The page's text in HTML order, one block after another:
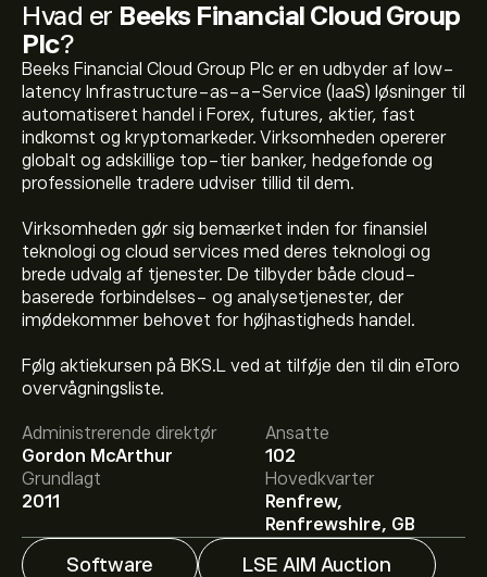
Hvad er Beeks Financial Cloud Group
Plc?
Beeks Financial Cloud Group Plc er en udbyder af low-
latency Infrastructure-as-a-Service (IaaS) løsninger til
automatiseret handel i Forex, futures, aktier, fast
indkomst og kryptomarkeder. Virksomheden opererer
globalt og adskillige top-tier banker, hedgefonde og
professionelle tradere udviser tillid til dem.
Virksomheden gør sig bemærket inden for finansiel
teknologi og cloud services med deres teknologi og
brede udvalg af tjenester. De tilbyder både cloud-
baserede forbindelses- og analysetjenester, der
imødekommer behovet for højhastigheds handel.
Følg aktiekursen på BKS.L ved at tilføje den til din eToro
overvågningsliste.
Administrerende direktør
Gordon McArthur
Ansatte
102
Grundlagt
2011
Hovedkvarter
Renfrew,
Renfrewshire, GB
Software LSE AIM Auction
Den aktuelle BKS.L-aktiekurs er 205.00‎p‎.
Det gennemsnitlige kursmål for Beeks Financial Cloud
Group Plc er 205.00‎p‎.
Tilmeld digpå eToro for at se
analytikernes aktieanbefaling og kursmål.